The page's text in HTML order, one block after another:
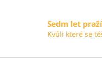
Sedm let
Kvůli které se